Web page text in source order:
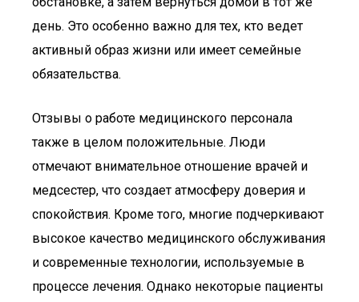
день. Это особенно важно для тех, кто ведет
активный образ жизни или имеет семейные
обязательства.
Отзывы о работе медицинского персонала
также в целом положительные. Люди
отмечают внимательное отношение врачей и
медсестер, что создает атмосферу доверия и
спокойствия. Кроме того, многие подчеркивают
высокое качество медицинского обслуживания
и современные технологии, используемые в
процессе лечения. Однако некоторые пациенты